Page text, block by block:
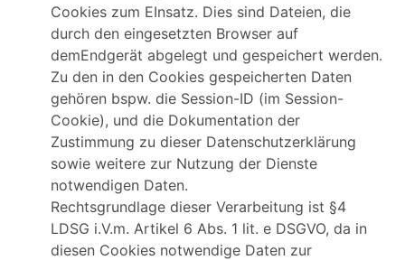
Cookies zum EInsatz. Dies sind Dateien, die
durch den eingesetzten Browser auf
demEndgerät abgelegt und gespeichert werden.
Zu den in den Cookies gespeicherten Daten
gehören bspw. die Session-ID (im Session-
Cookie), und die Dokumentation der
Zustimmung zu dieser Datenschutzerklärung
sowie weitere zur Nutzung der Dienste
notwendigen Daten.
Rechtsgrundlage dieser Verarbeitung ist §4
LDSG i.V.m. Artikel 6 Abs. 1 lit. e DSGVO, da in
diesen Cookies notwendige Daten zur